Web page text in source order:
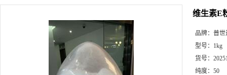
维生素E
品牌： 普世
型号： 1kg
货号：
纯度： 50